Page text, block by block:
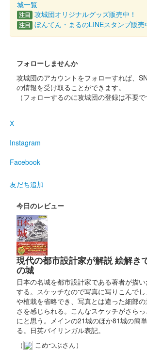
上田城 御城印 真田昌幸版
上田城 御城印 歴代城主版
上田城 御城印
販売終了
上田城 御城印
上田城 御城印
販売終了
上田城 御城印 春限定特別紙版（
販売終了
上田城 御城印
城一覧
注目 攻城団オリジナルグッズ販売中！
注目 ぼんてん・まるのLINEスタンプ販売
フォローしませんか
攻城団のアカウントをフォローすれば、
の情報を受け取ることができます。
（フォローするのに攻城団の登録は不要で
X
Instagram
Facebook
友だち追加
今日のレビュー
現代の都市設計家が解説 絵解き
の城
日本の名城を都市設計家である著者が描
する。スケッチなので写真に写りこんで
や植栽を省略でき、写真とは違った細部
さを感じられる。こんなスケッチがさら
にと思う。メインの21城のほか81城の簡
る。日英バイリンガル表記。
（
こめつぶさん）